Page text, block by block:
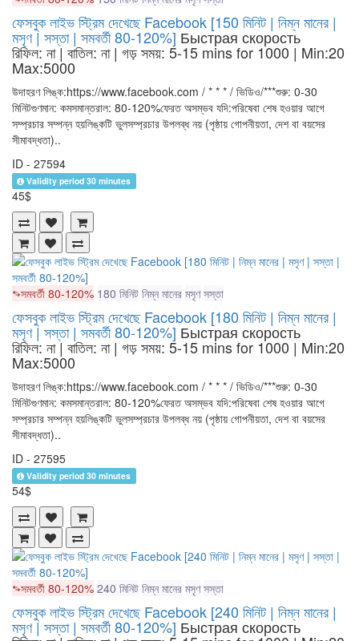
ফেসবুক লাইভ স্ট্রিম দেখেছে Facebook [150 মিনিট | নিম্ন মানের |
মসৃণ | সস্তা | সমবর্তী 80-120%] Быстрая скорость
রিফিল: না | বাতিল: না | গড় সময়: 5-15 mins for 1000 | Min:20
Max:5000
উদাহরণ লিঙ্ক:https://www.facebook.com / * * * / ভিডিও/***শুরু: 0-30
মিনিটগুণমান: কমসমান্তরাল: 80-120%ফেরত অসম্ভব যদি:পরিষেবা শেষ হওয়ার আগে
সম্প্রচার সম্পন্ন হয়লিঙ্কটি ভুলসম্প্রচার উপলব্ধ নয় (পৃষ্ঠায় গোপনীয়তা, দেশ বা বয়সের
সীমাবদ্ধতা)..
ID - 27594
Validity period 30 minutes
45$
সমবর্তী 80-120% 180 মিনিট নিম্ন মানের মসৃণ সস্তা
ফেসবুক লাইভ স্ট্রিম দেখেছে Facebook [180 মিনিট | নিম্ন মানের |
মসৃণ | সস্তা | সমবর্তী 80-120%] Быстрая скорость
রিফিল: না | বাতিল: না | গড় সময়: 5-15 mins for 1000 | Min:20
Max:5000
উদাহরণ লিঙ্ক:https://www.facebook.com / * * * / ভিডিও/***শুরু: 0-30
মিনিটগুণমান: কমসমান্তরাল: 80-120%ফেরত অসম্ভব যদি:পরিষেবা শেষ হওয়ার আগে
সম্প্রচার সম্পন্ন হয়লিঙ্কটি ভুলসম্প্রচার উপলব্ধ নয় (পৃষ্ঠায় গোপনীয়তা, দেশ বা বয়সের
সীমাবদ্ধতা)..
ID - 27595
Validity period 30 minutes
54$
সমবর্তী 80-120% 240 মিনিট নিম্ন মানের মসৃণ সস্তা
ফেসবুক লাইভ স্ট্রিম দেখেছে Facebook [240 মিনিট | নিম্ন মানের |
মসৃণ | সস্তা | সমবর্তী 80-120%] Быстрая скорость